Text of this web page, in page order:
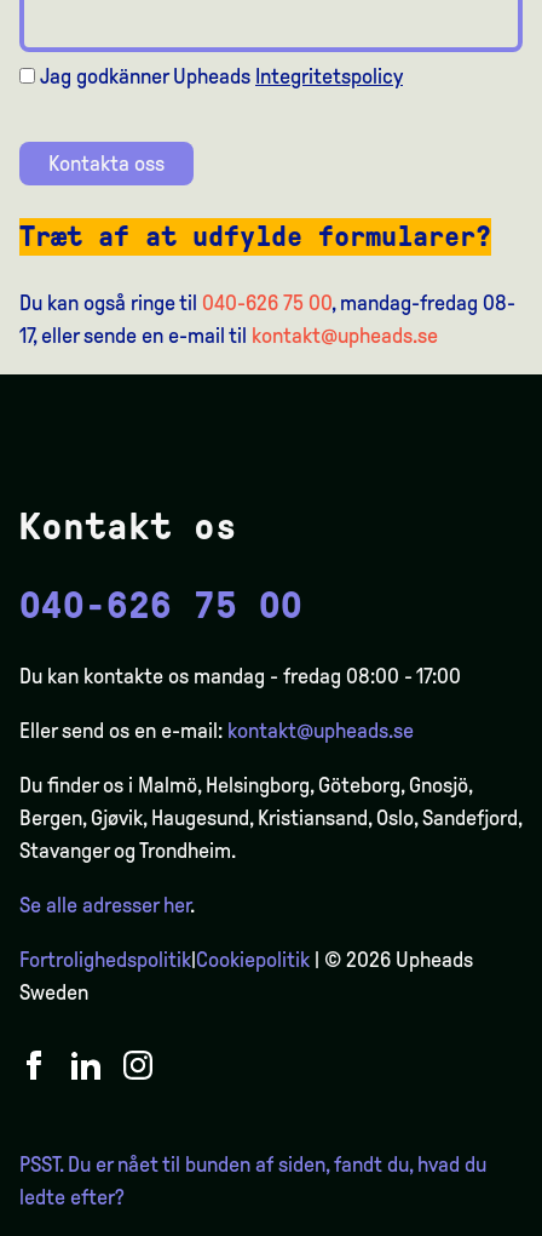
Jag godkänner Upheads Integritetspolicy
Kontakta oss
Træt af at udfylde formularer?
Du kan også ringe til 040-626 75 00, mandag-fredag 08-
17, eller sende en e-mail til kontakt@upheads.se
Kontakt os
040-626 75 00
Du kan kontakte os mandag - fredag 08:00 - 17:00
Eller send os en e-mail: kontakt@upheads.se
Du finder os i Malmö, Helsingborg, Göteborg, Gnosjö,
Bergen,Gjøvik, Haugesund, Kristiansand, Oslo, Sandefjord,
Stavanger og Trondheim.
Se alle adresser her.
Fortrolighedspolitik Cookiepolitik | © 2026 Upheads
Sweden
PSST. Du er nået til bunden af siden, fandt du, hvad du
ledte efter?